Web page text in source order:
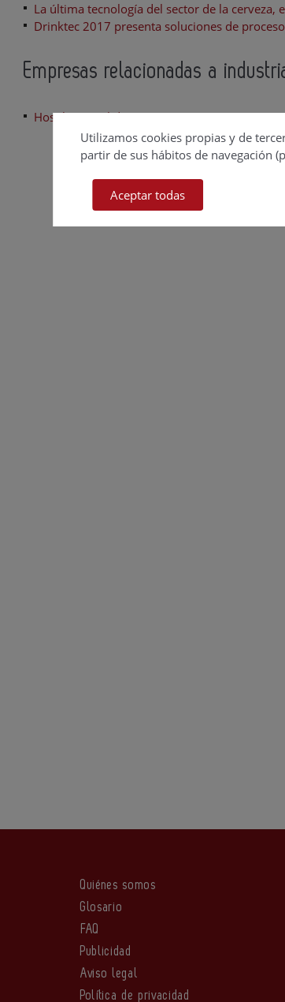
La última tecnología del sector de la cerveza,
Drinktec 2017 presenta soluciones de
Empresas relacionadas a
Hosokawa Solids S.L.
Quiénes somos
Glosario
FAQ
Publicidad
Aviso legal
Política de privacidad
Utilizamos cookies propias y de
partir de sus hábitos de navegación
Aceptar todas